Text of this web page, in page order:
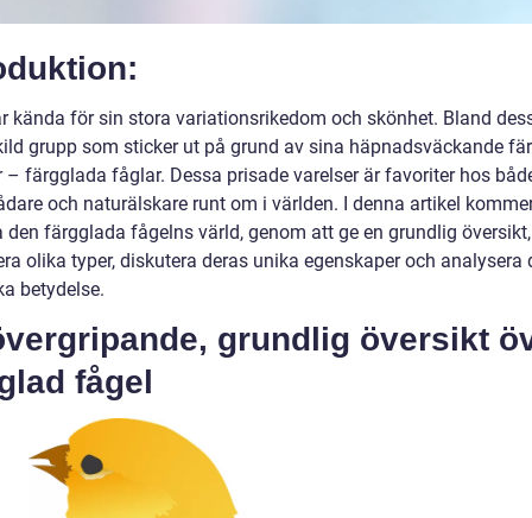
kända för sin stora variationsrikedom och skönhet. Bland
grupp som sticker ut på grund av sina häpnadsväckande
– färgglada fåglar. Dessa prisade varelser är favoriter hos
och naturälskare runt om i världen. I denna artikel
den färgglada fågelns värld, genom att ge en grundlig översikt,
olika typer, diskutera deras unika egenskaper och analysera
betydelse.
grundlig översikt
fågel